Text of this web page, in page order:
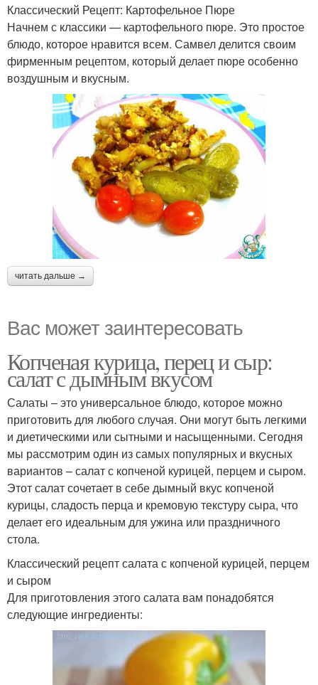
Классический Рецепт: Картофельное Пюре
Начнем с классики — картофельного пюре. Это простое
блюдо, которое нравится всем. Самвел делится своим
фирменным рецептом, который делает пюре особенно
воздушным и вкусным.
читать дальше →
Вас может заинтересовать
Копченая курица, перец и сыр:
салат с дымным вкусом
Салаты – это универсальное блюдо, которое можно
приготовить для любого случая. Они могут быть легкими
и диетическими или сытными и насыщенными. Сегодня
мы рассмотрим один из самых популярных и вкусных
вариантов – салат с копченой курицей, перцем и сыром.
Этот салат сочетает в себе дымный вкус копченой
курицы, сладость перца и кремовую текстуру сыра, что
делает его идеальным для ужина или праздничного
стола.
Классический рецепт салата с копченой курицей, перцем
и сыром
Для приготовления этого салата вам понадобятся
следующие ингредиенты: